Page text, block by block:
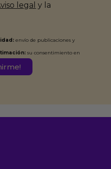
legal y la
envío de publicaciones y
su consentimiento en
Muñoz. Podrás ejercer tus